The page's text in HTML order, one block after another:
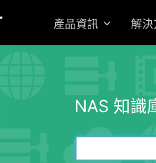
產品資訊 解決
NAS 知識